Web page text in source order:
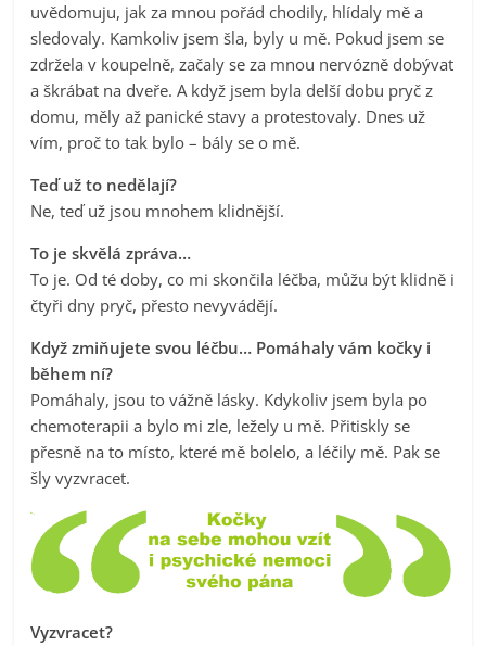
uvědomuju, jak za mnou pořád chodily, hlídaly mě a
sledovaly. Kamkoliv jsem šla, byly u mě. Pokud jsem se
zdržela v koupelně, začaly se za mnou nervózně dobývat
a škrábat na dveře. A když jsem byla delší dobu pryč z
domu, měly až panické stavy a protestovaly. Dnes už
vím, proč to tak bylo – bály se o mě.
Teď už to nedělají?
Ne, teď už jsou mnohem klidnější.
To je skvělá zpráva…
To je. Od té doby, co mi skončila léčba, můžu být klidně i
čtyři dny pryč, přesto nevyvádějí.
Když zmiňujete svou léčbu… Pomáhaly vám kočky i
během ní?
Pomáhaly, jsou to vážně lásky. Kdykoliv jsem byla po
chemoterapii a bylo mi zle, ležely u mě. Přitiskly se
přesně na to místo, které mě bolelo, a léčily mě. Pak se
šly vyzvracet.
Vyzvracet?